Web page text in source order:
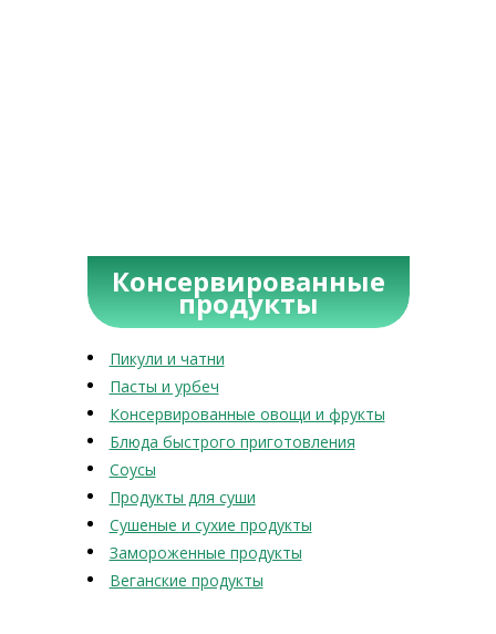
Консервированные
продукты
Пикули и чатни
Пасты и урбеч
Консервированные овощи и фрукты
Блюда быстрого приготовления
Соусы
Продукты для суши
Сушеные и сухие продукты
Замороженные продукты
Веганские продукты